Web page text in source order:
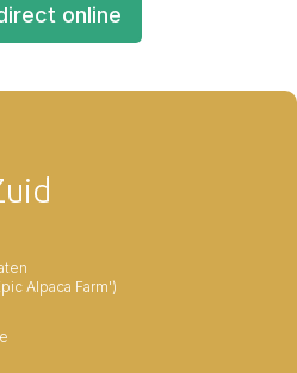
online
Alpaca Farm')